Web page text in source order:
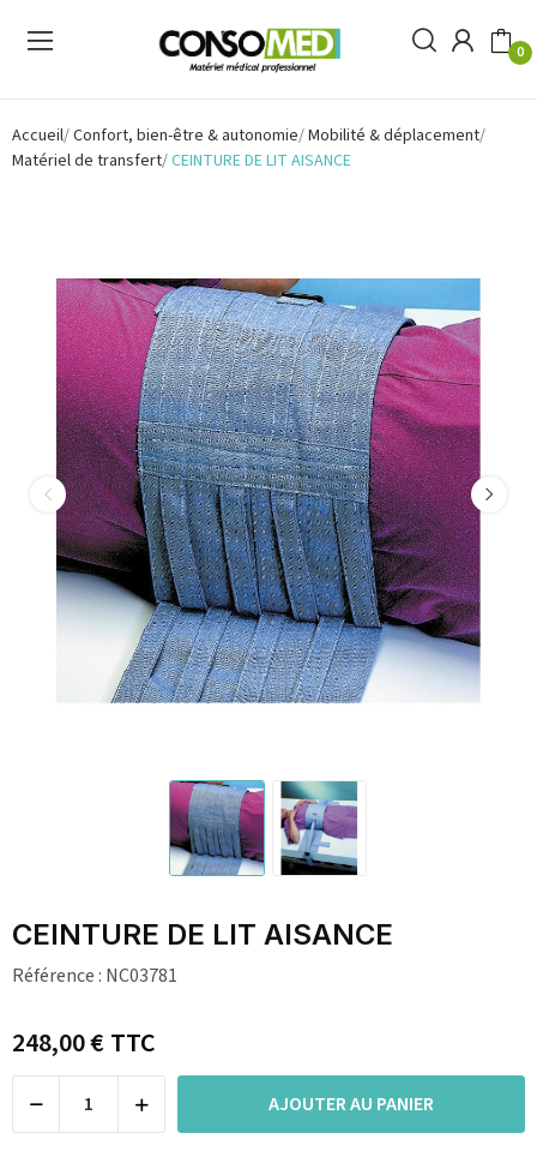
0
Accueil Confort, bien-être & autonomie Mobilité & déplacement
Matériel de transfert CEINTURE DE LIT AISANCE
CEINTURE DE LIT AISANCE
Référence : NC03781
248,00 €TTC
AJOUTER AU PANIER